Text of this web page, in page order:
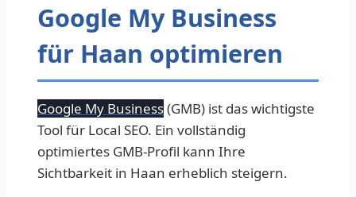
Google My Business
für Haan optimieren
Google My Business(GMB) ist das wichtigste
Tool für Local SEO. Ein vollständig
optimiertes GMB-Profil kann Ihre
Sichtbarkeit in Haan erheblich steigern.